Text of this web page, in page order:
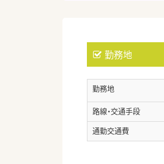
勤務地
勤務地
路線・交通手段
通勤交通費